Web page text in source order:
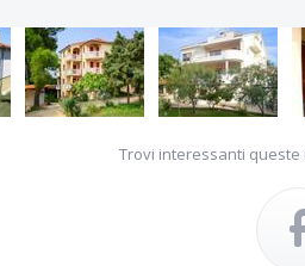
Trovi interessanti queste